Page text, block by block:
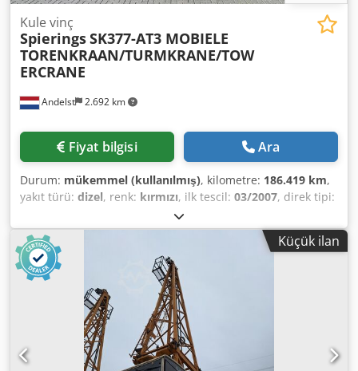
Andelst 2.692 km
Kule vinç
SpieringsSK377-AT3 MOBIELE
TORENKRAAN/TURMKRANE/TOW
ERCRANE
Fiyat bilgisi Ara
Durum: mükemmel (kullanılmış), kilometre: 186.419 km,
yakıt türü: dizel, renk: kırmızı, ilk tescil: 03/2007, direk tipi:
, General Information
Intended use: Construction Dcsdeuxulwopfx Ab Ask
Technical Specifications Number of cylinders: 6 Engine
displacement: 9,186 cc Drive: Wheeled Dimensions
Dimensions (L x W): 1345 x 260 cm Weights Unladen
weight: 35,750 kg Payload: 250 kg Gross vehicle weight:
36,000 kg Functional Superstructure brand: SPIERINGS
SK377-AT3 CE marking: yes Condition Technical condition:
very good Visual condition: very good Financial Information
Price: On request SPIERINGS SK377-AT3 TOWER CRANE
Küçük ilan